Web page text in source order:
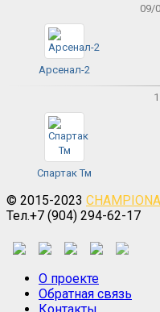
09/
Арсенал-2
Спартак Тм
© 2015-2023
Тел.+7 (904) 294-62-17
О проекте
Обратная связь
Контакты